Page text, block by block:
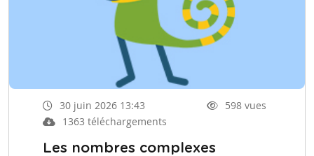
30 juin 2026 13:43
598 vues
1363 téléchargements
Les nombres complexes